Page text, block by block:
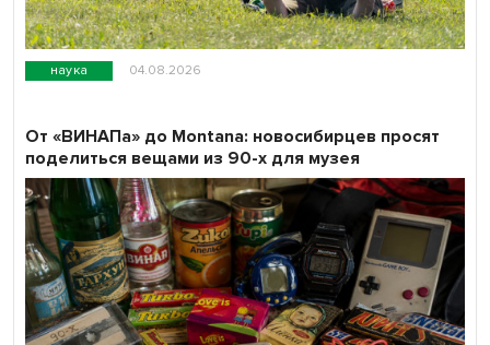
наука 04.08.2026
От «ВИНАПа» до Montana: новосибирцев просят
поделиться вещами из 90-х для музея